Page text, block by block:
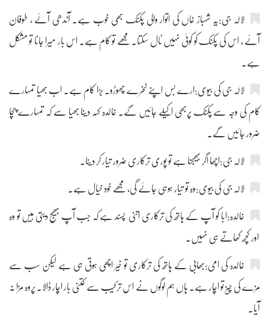
لالہ جی:یہ شہباز خاں کی اتوار والی پکنک بھی خوب ہے۔ آندھی آئے ، طوفان
آئے ، اس کی پکنک کو کوئی نہیں ٹال سکتا۔ مجھے تو کام ہے۔ اس بار میرا جانا تو مشکل
ہے۔
لالہ جی کی بیوی:ارے بس اپنے نخرے چھوڑو۔ بڑا کام ہے۔ اب بھیا تمہارے
کام کی وجہ سے پکنک پربھی اکیلے جائیں گے۔ خالدہ کہہ دینا بھیا سے کہ تمہارے چچا
ضرور جائیں گے۔
لالہ جی:اچھا اگر بھیجنا ہے تو پوری ترکاری ضرور تیار کر دینا۔
لالہ جی کی بیوی:وہ تو تیار ہوہی جائے گی، مجھے خود خیال ہے۔
خالدہ:ابا کو آپ کے ہاتھ کی ترکاری اتنی پسند ہے کہ جب آپ بھیج دیتی ہیں تو وہ
اور کچھ کھاتے ہی نہیں۔
خالدہ کی امی:بھابی کے ہاتھ کی ترکاری تو خیر اچھی ہوتی ہی ہے لیکن سب سے
مزے کی چیز تو اچار ہے۔ ہاں ہم لوگوں نے اس ترکیب سے کتنی بار اچار ڈالا۔ پروہ مزا نہ
آیا۔